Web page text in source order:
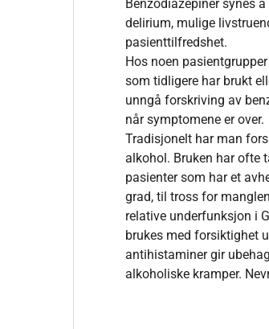
Benzodiazepiner synes
delirium, mulige
pasienttilfredshet.
Hos noen
som tidligere har brukt
unngå forskriving av
når symptomene er over.
Tradisjonelt har man
alkohol. Bruken har ofte
pasienter som har et
grad, til tross for
relative underfunksjon i
brukes med forsiktighet
antihistaminer gir
alkoholiske kramper.